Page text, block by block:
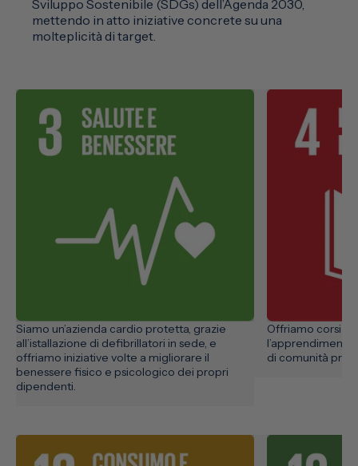
Sviluppo Sostenibile (SDGs) dell’Agenda 2030,
mettendo in atto iniziative concrete su una
molteplicità di target.
Siamo un’azienda cardio protetta, grazie
all’istallazione di defibrillatori in sede, e
offriamo iniziative volte a migliorare il
benessere fisico e psicologico dei propri
dipendenti.
Offriamo corsi
di comunità